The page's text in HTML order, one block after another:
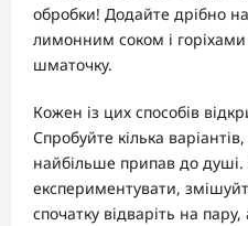
обробки! Додайте дрібно
лимонним соком і
шматочку.
Кожен із цих способів
Спробуйте кілька
найбільше припав до
експериментувати,
спочатку відваріть на